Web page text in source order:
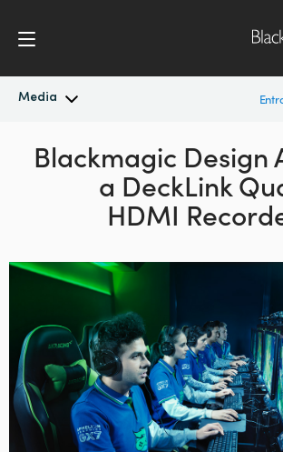
Media
Novidades Argentina
Australia
Brazil
China
Denmark
Finland
Blackmagic Design
a DeckLink
HDMI